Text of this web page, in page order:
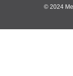
© 2024